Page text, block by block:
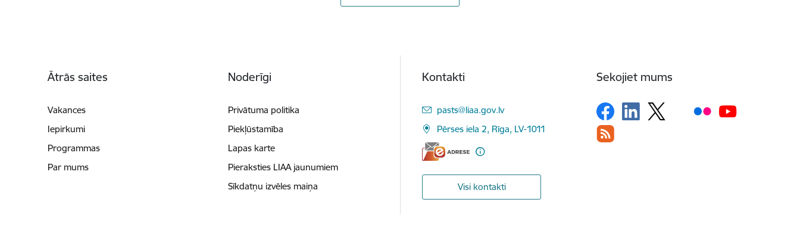
Ātrās saites
Vakances
Iepirkumi
Programmas
Par mums
Noderīgi
Privātuma politika
Piekļūstamība
Lapas karte
Pieraksties LIAA jaunumiem
Sīkdatņu izvēles maiņa
Kontakti
E-pasts:
pasts@liaa.gov.lv
Pērses iela 2, Rīga, LV-1011
Visi kontakti
Sekojiet mums